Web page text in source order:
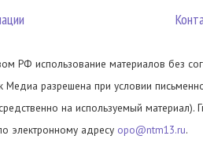
РФ использование материалов без
разрешена при условии
на используемый материал).
электронному адресу opo@ntm13.ru.